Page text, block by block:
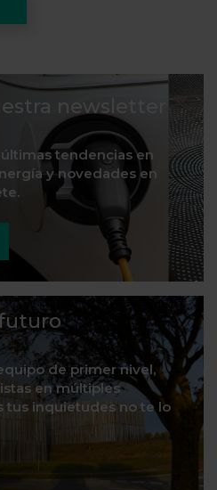
newsletter
tendencias en
y novedades en
de primer nivel,
en múltiples
tus inquietudes no te lo